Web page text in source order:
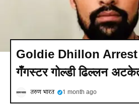
Goldie Dhillon Arrest
गँगस्टर गोल्डी ढिल्लन
तरुण भारत 1 month ago